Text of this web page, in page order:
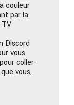
couleur
par la
TV
Discord
vous
coller-
vous,